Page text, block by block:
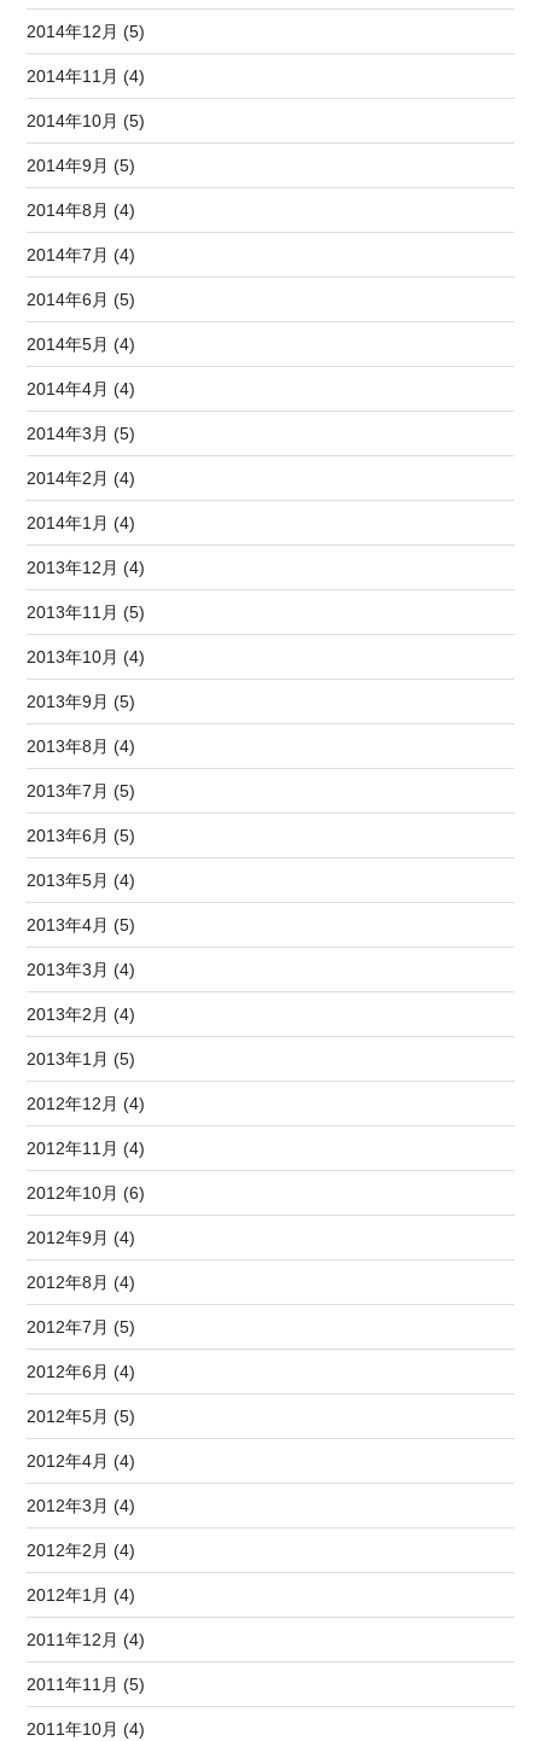
2014年12月 (5)
2014年11月 (4)
2014年10月 (5)
2014年9月 (5)
2014年8月 (4)
2014年7月 (4)
2014年6月 (5)
2014年5月 (4)
2014年4月 (4)
2014年3月 (5)
2014年2月 (4)
2014年1月 (4)
2013年12月 (4)
2013年11月 (5)
2013年10月 (4)
2013年9月 (5)
2013年8月 (4)
2013年7月 (5)
2013年6月 (5)
2013年5月 (4)
2013年4月 (5)
2013年3月 (4)
2013年2月 (4)
2013年1月 (5)
2012年12月 (4)
2012年11月 (4)
2012年10月 (6)
2012年9月 (4)
2012年8月 (4)
2012年7月 (5)
2012年6月 (4)
2012年5月 (5)
2012年4月 (4)
2012年3月 (4)
2012年2月 (4)
2012年1月 (4)
2011年12月 (4)
2011年11月 (5)
2011年10月 (4)